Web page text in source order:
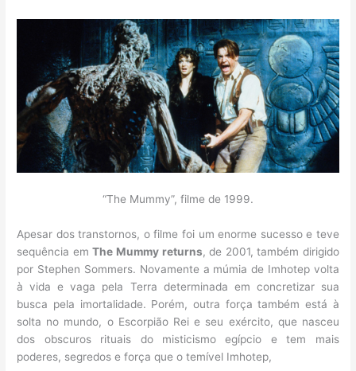
“The Mummy”, filme de 1999.
Apesar dos transtornos, o filme foi um enorme sucesso e teve
sequência emThe Mummy returns, de 2001, também dirigido
por Stephen Sommers. Novamente a múmia de Imhotep volta
à vida e vaga pela Terra determinada em concretizar sua
busca pela imortalidade. Porém, outra força também está à
solta no mundo, o Escorpião Rei e seu exército, que nasceu
dos obscuros rituais do misticismo egípcio e tem mais
poderes, segredos e força que o temível Imhotep,